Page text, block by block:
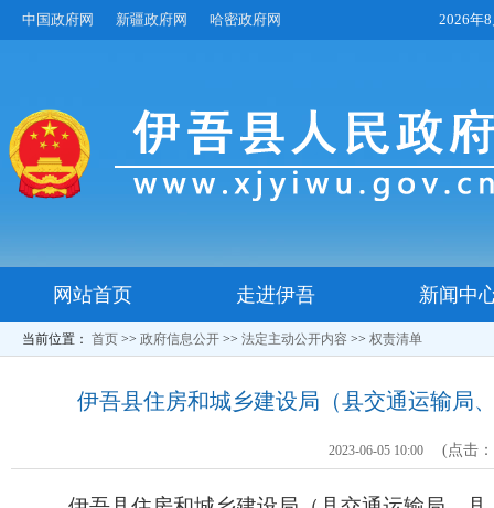
中国政府网 新疆政府网 哈密政府网 2026年
网站首页 走进伊吾 新闻中
当前位置： 首页 >> 政府信息公开 >> 法定主动公开内容 >> 权责清单
伊吾县住房和城乡建设局（县交通运输局
2023-06-05 10:00 (点击